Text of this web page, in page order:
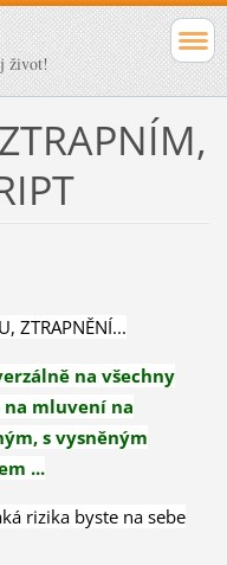
život!
ZTRAPNĚNÍ...
na všechny
mluvení na
s vysněným
...
rizika bystena sebe